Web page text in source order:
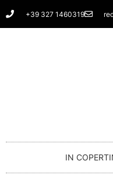
Vai
al
+39 327 1460319
IN